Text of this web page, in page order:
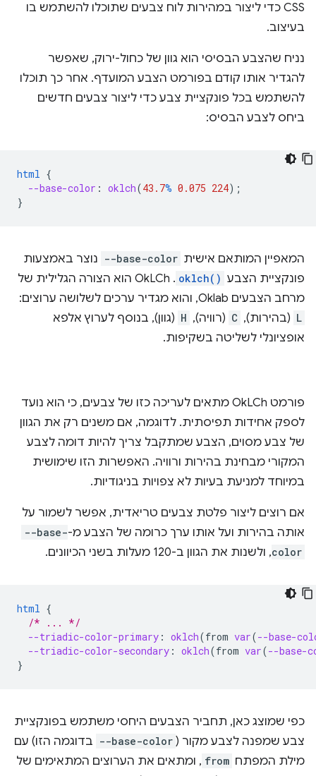
CSS כדי ליצור במהירות לוח צבעים שתוכלו להשתמש בו
בעיצוב.
נניח שהצבע הבסיסי הוא גוון של כחול-ירוק, שאפשר
להגדיר אותו קודם בפורמט הצבע המועדף. אחר כך תוכלו
להשתמש בכל פונקציית צבע כדי ליצור צבעים חדשים
ביחס לצבע הבסיס:
html {
--base-color : oklch(43.7% 0.075 224);
}
המאפיין המותאם אישית --base-color נוצר באמצעות
פונקציית הצבע oklch()
. ‫OkLCh הוא הצורה הגלילית של
מרחב הצבעים Oklab, והוא מגדיר ערכים לשלושה ערוצים:
L (בהירות), C (רוויה), H (גוון), בנוסף לערוץ אלפא
אופציונלי לשליטה בשקיפות.
פורמט OkLCh מתאים לעריכה כזו של צבעים, כי הוא נועד
לספק אחידות תפיסתית. לדוגמה, אם משנים רק את הגוון
של צבע מסוים, הצבע שמתקבל צריך להיות דומה לצבע
המקורי מבחינת בהירות ורוויה. האפשרות הזו שימושית
במיוחד למניעת בעיות לא צפויות בניגודיות.
אם רוצים ליצור פלטת צבעים טריאדית, אפשר לשמור על
אותה בהירות ועל אותו ערך כרומה של הצבע מ---base-
color, ולשנות את הגוון ב-120 מעלות בשני הכיוונים.
html {
/* ... */
--triadic-color-primary : oklch(from var(--base-
--triadic-color-secondary : oklch(from var(--base-
}
כפי שמוצג כאן, תחביר הצבעים היחסי משתמש בפונקציית
צבע שמפנה לצבע מקור ( --base-color בדוגמה הזו) עם
מילת המפתח from , ומתאים את הערוצים המתאימים של